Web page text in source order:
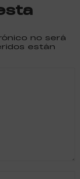
no será
están